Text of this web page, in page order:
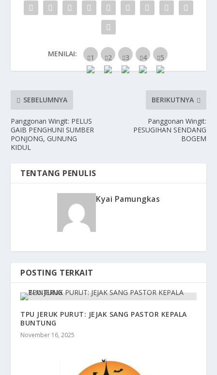
MENILAI:
SEBELUMNYA
Panggonan Wingit: PELUS
GAIB PENGHUNI SUMBER
PONJONG, GUNUNG
KIDUL
BERIKUTNYA
Panggonan Wingit:
PESUGIHAN SENDANG
BOGEM
TENTANG PENULIS
Kyai Pamungkas
POSTING TERKAIT
TPU JERUK PURUT: JEJAK SANG PASTOR KEPALA
BUNTUNG
November 16, 2025